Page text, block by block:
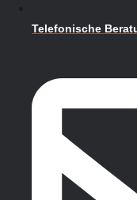
Telefonische